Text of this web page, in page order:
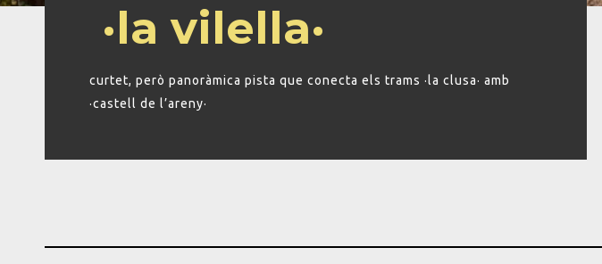
·la vilella·
curtet, però panoràmica pista que conecta els trams ·la clusa· amb
·castell de l’areny·